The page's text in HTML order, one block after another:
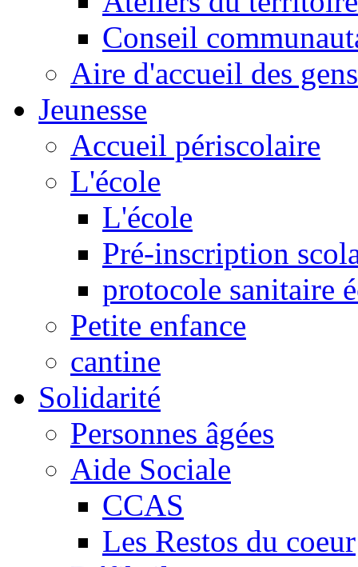
Conseil
Aire d'accueil des
Jeunesse
Accueil périscolaire
L'école
L'école
Pré-inscription
protocole sanitaire
Petite enfance
cantine
Solidarité
Personnes âgées
Aide Sociale
CCAS
Les Restos du coeur